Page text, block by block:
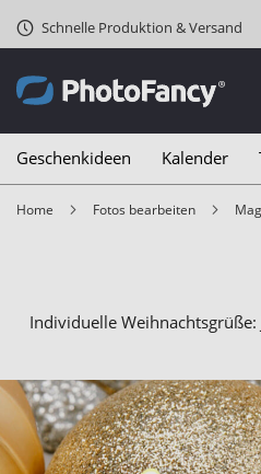
Schnelle Produktion & Versand
Geschenkideen Kalender
Home Fotos bearbeiten
Individuelle